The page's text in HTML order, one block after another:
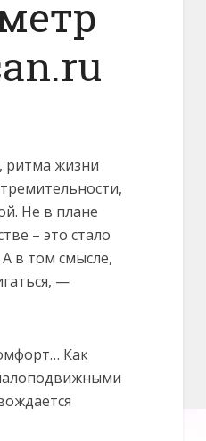
ритма жизни
Не в плане
– это стало
в том смысле,
—
Как